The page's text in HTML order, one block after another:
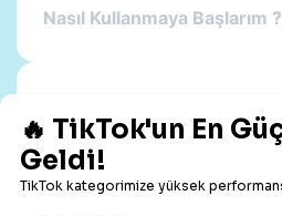
Nasıl Kullanmaya Başlarım ?
Nasıl Bakiye Yüklerim?